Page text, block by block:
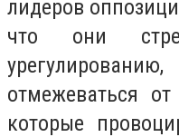
лидеров
что они
отмежеваться
которые